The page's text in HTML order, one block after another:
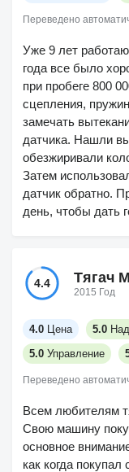
Переведено
Уже 9 лет
года все было
при пробеге 800
сцепления,
замечать
датчика. Нашли
обезжиривали
Затем
датчик обратно.
день, чтобы дать
4.4 Тягач
2015 Год
4.0 Цена 5.0
5.0 Управление
Переведено
Всем любителям
Свою машину
основное
как когда